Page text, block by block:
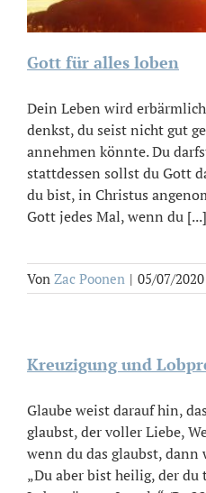
Gott für alles loben
Dein Leben wird
denkst, du seist nicht gut
annehmen könnte. Du
stattdessen sollst du Gott
du bist, in Christus
Gott jedes Mal, wenn du [...]
Von Zac Poonen | 05/07/2020
Kreuzigung und
Glaube weist darauf hin,
glaubst, der voller Liebe,
wenn du das glaubst,
„Du aber bist heilig, der